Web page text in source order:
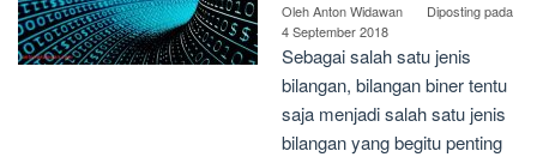
OlehAnton Widawan
Diposting pada
4 September 2018
Sebagai salah satu jenis
bilangan, bilangan biner tentu
saja menjadi salah satu jenis
bilangan yang begitu penting